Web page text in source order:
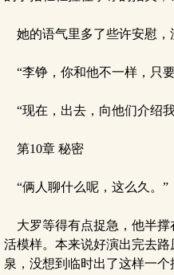
她的语气里多了些许安慰，
“李铮，你和他不一样，只
“现在，出去，向他们介绍
第10章 秘密
“俩人聊什么呢，这么久。”
大罗等得有点捉急，他半撑
活模样。本来说好演出完去
泉，没想到临时出了这样一个